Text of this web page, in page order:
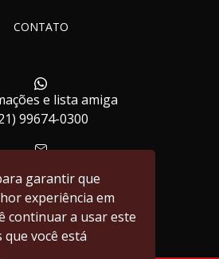
garantir que
experiência em
continuar a usar este
você está
CONTATO
e lista amiga
99674-0300